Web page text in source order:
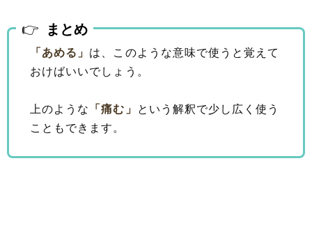
まとめ
「あめる」 は、このような意味で使うと覚えて
おけばいいでしょう。
上のような 「痛む」
という解釈で少し広く使う
こともできます。